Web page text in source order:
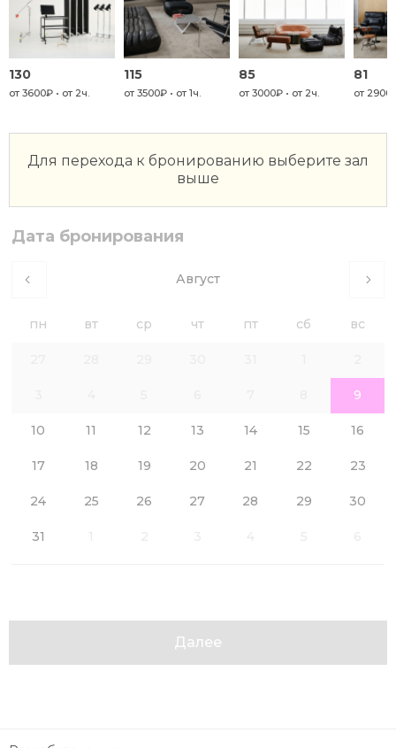
130
от 3600₽ • от 2ч.
115
от 3500₽ • от 1ч.
85
от 3000₽ • от 2ч.
81
от
Для перехода к бронированию выберите зал
выше
Видеосъёмка
Дата бронирования
Август
пн вт ср чт пт сб вс
9
10 11 12 13 14 15 16
17 18 19 20 21 22 23
24 25 26 27 28 29 30
31
Далее